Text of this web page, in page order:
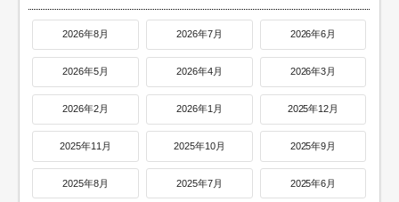
2026年8月 2026年7月 2026年6月
2026年5月 2026年4月 2026年3月
2026年2月 2026年1月 2025年12月
2025年11月 2025年10月 2025年9月
2025年8月 2025年7月 2025年6月